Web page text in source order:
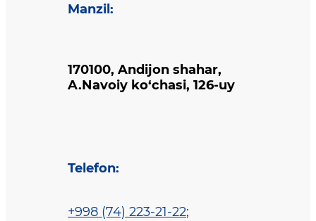
Manzil :
170100, Andijon shahar,
A.Navoiy ko‘chasi, 126-uy
Telefon:
+998 (74) 223-21-22;